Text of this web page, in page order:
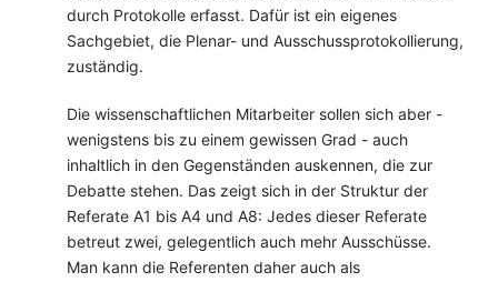
durch Protokolle erfasst. Dafür ist ein eigenes
Sachgebiet, die Plenar- und Ausschussprotokollierung,
zuständig.
Die wissenschaftlichen Mitarbeiter sollen sich aber -
wenigstens bis zu einem gewissen Grad - auch
inhaltlich in den Gegenständen auskennen, die zur
Debatte stehen. Das zeigt sich in der Struktur der
Referate A1 bis A4 und A8: Jedes dieser Referate
betreut zwei, gelegentlich auch mehr Ausschüsse.
Man kann die Referenten daher auch als